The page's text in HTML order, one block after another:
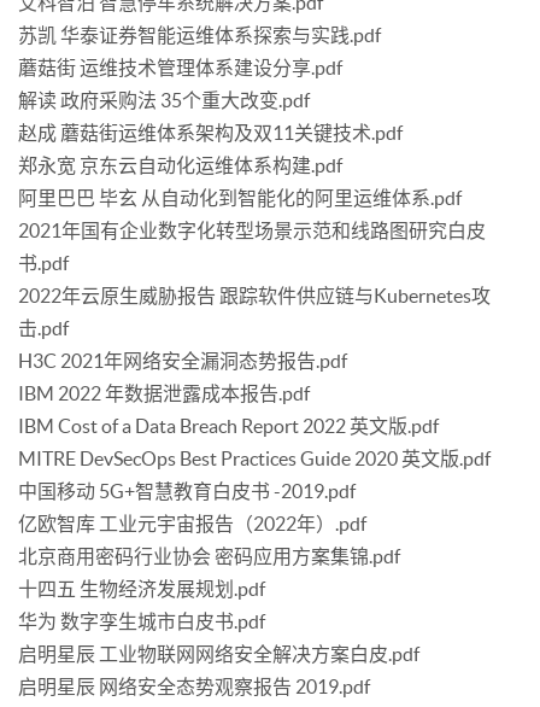
苏凯 华泰证券智能运维体系探索与实践.pdf
蘑菇街 运维技术管理体系建设分享.pdf
解读 政府采购法 35个重大改变.pdf
赵成 蘑菇街运维体系架构及双11关键技术.pdf
郑永宽 京东云自动化运维体系构建.pdf
阿里巴巴 毕玄 从自动化到智能化的阿里运维体系.pdf
2021年国有企业数字化转型场景示范和线路图研究白皮
书.pdf
2022年云原生威胁报告 跟踪软件供应链与Kubernetes攻
击.pdf
H3C 2021年网络安全漏洞态势报告.pdf
IBM 2022 年数据泄露成本报告.pdf
IBM Cost of a Data Breach Report 2022 英文版.pdf
MITRE DevSecOps Best Practices Guide 2020 英文版.pdf
中国移动 5G+智慧教育白皮书 -2019.pdf
亿欧智库 工业元宇宙报告（2022年）.pdf
北京商用密码行业协会 密码应用方案集锦.pdf
十四五 生物经济发展规划.pdf
华为 数字孪生城市白皮书.pdf
启明星辰 工业物联网网络安全解决方案白皮.pdf
启明星辰 网络安全态势观察报告 2019.pdf